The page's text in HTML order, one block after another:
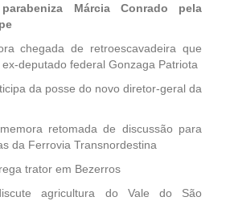
Márcia Conrado pela
chegada de retroescavadeira que
deputado federal Gonzaga Patriota
da posse do novo diretor-geral da
retomada de discussão para
da Ferrovia Transnordestina
trator em Bezerros
agricultura do Vale do São